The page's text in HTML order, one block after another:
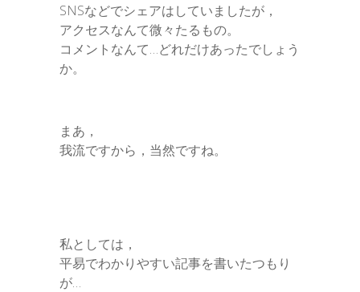
SNSなどでシェアはしていましたが，
アクセスなんて微々たるもの。
コメントなんて…どれだけあったでしょう
か。
まあ，
我流ですから，当然ですね。
私としては，
平易でわかりやすい記事を書いたつもり
が…